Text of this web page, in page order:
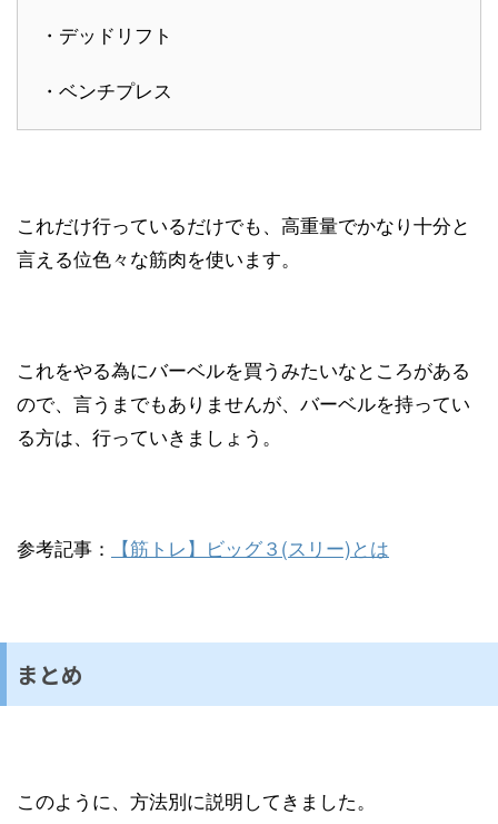
・デッドリフト
・ベンチプレス
これだけ行っているだけでも、高重量でかなり十分と
言える位色々な筋肉を使います。
これをやる為にバーベルを買うみたいなところがある
ので、言うまでもありませんが、バーベルを持ってい
る方は、行っていきましょう。
参考記事： 【筋トレ】ビッグ３(スリー)とは
まとめ
このように、方法別に説明してきました。